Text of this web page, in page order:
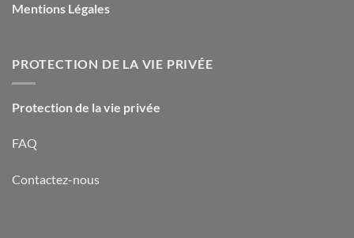
Mentions Légales
PROTECTION DE LA VIE PRIVÉE
Protection de la vie privée
FAQ
Contactez-nous